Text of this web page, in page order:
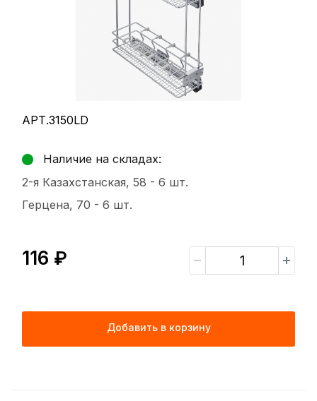
АРТ.3150LD
Наличие на складах:
2-я Казахстанская, 58 - 6 шт.
Герцена, 70 - 6 шт.
116 ₽
Добавить в корзину